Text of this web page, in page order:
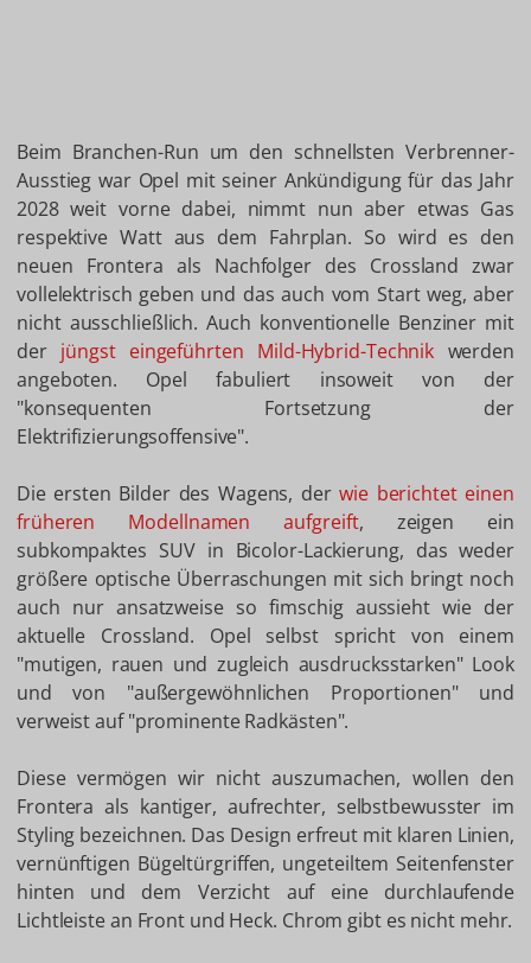
Beim Branchen-Run um den schnellsten Verbrenner-
Ausstieg war Opel mit seiner Ankündigung für das Jahr
2028 weit vorne dabei, nimmt nun aber etwas Gas
respektive Watt aus dem Fahrplan. So wird es den
neuen Frontera als Nachfolger des Crossland zwar
vollelektrisch geben und das auch vom Start weg, aber
nicht ausschließlich. Auch konventionelle Benziner mit
der jüngst eingeführten Mild-Hybrid-Technik werden
angeboten. Opel fabuliert insoweit von der
"konsequenten Fortsetzung der
Elektrifizierungsoffensive".
Die ersten Bilder des Wagens, derwie berichtet einen
früheren Modellnamen aufgreift, zeigen ein
subkompaktes SUV in Bicolor-Lackierung, das weder
größere optische Überraschungen mit sich bringt noch
auch nur ansatzweise so fimschig aussieht wie der
aktuelle Crossland. Opel selbst spricht von einem
"mutigen, rauen und zugleich ausdrucksstarken" Look
und von "außergewöhnlichen Proportionen" und
verweist auf "prominente Radkästen".
Diese vermögen wir nicht auszumachen, wollen den
Frontera als kantiger, aufrechter, selbstbewusster im
Styling bezeichnen. Das Design erfreut mit klaren Linien,
vernünftigen Bügeltürgriffen, ungeteiltem Seitenfenster
hinten und dem Verzicht auf eine durchlaufende
Lichtleiste an Front und Heck. Chrom gibt es nicht mehr.